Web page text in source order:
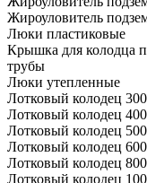
Жироуловитель
Люки пластиковые
Крышка для колодца
трубы
Люки утепленные
Лотковый колодец 300
Лотковый колодец 400
Лотковый колодец 500
Лотковый колодец 600
Лотковый колодец 800
Лотковый колодец